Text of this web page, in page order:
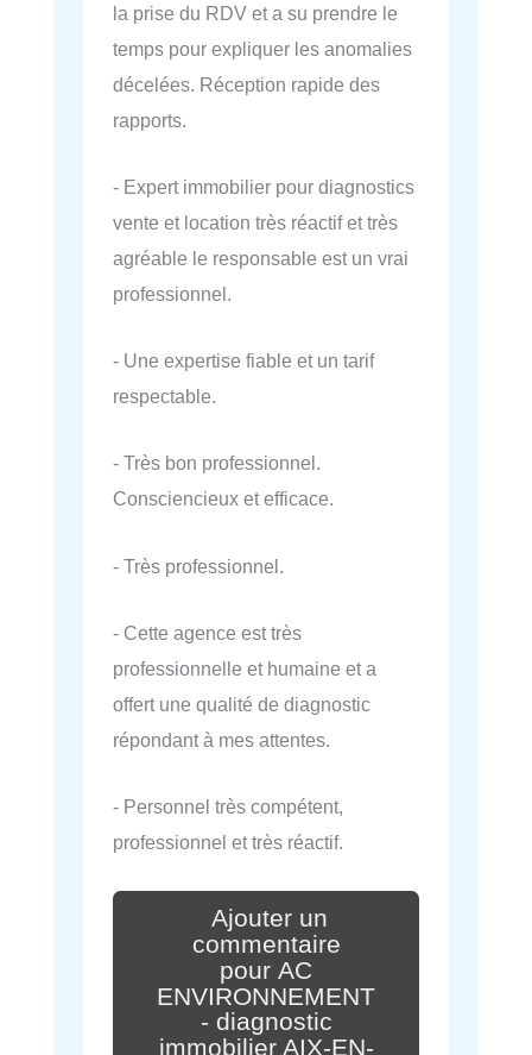
la prise du RDV et a su prendre le
temps pour expliquer les anomalies
décelées. Réception rapide des
rapports.
- Expert immobilier pour diagnostics
vente et location très réactif et très
agréable le responsable est un vrai
professionnel.
- Une expertise fiable et un tarif
respectable.
- Très bon professionnel.
Consciencieux et efficace.
- Très professionnel.
- Cette agence est très
professionnelle et humaine et a
offert une qualité de diagnostic
répondant à mes attentes.
- Personnel très compétent,
professionnel et très réactif.
Ajouter un
commentaire
pour AC
ENVIRONNEMENT
- diagnostic
immobilier AIX-EN-